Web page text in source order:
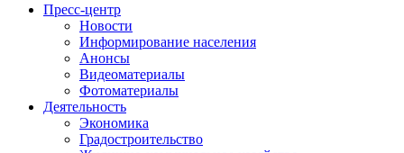
Пресс-центр
Новости
Информирование населения
Анонсы
Видеоматериалы
Фотоматериалы
Деятельность
Экономика
Градостроительство